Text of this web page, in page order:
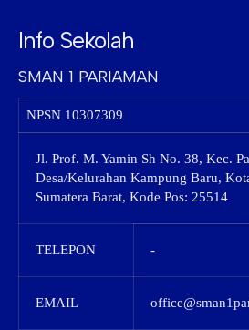
Info Sekolah
SMAN 1 PARIAMAN
NPSN 10307309
Jl. Prof. M. Yamin Sh No. 38, Kec.
Desa/Kelurahan Kampung Baru,
Sumatera Barat, Kode Pos: 25514
TELEPON -
EMAIL